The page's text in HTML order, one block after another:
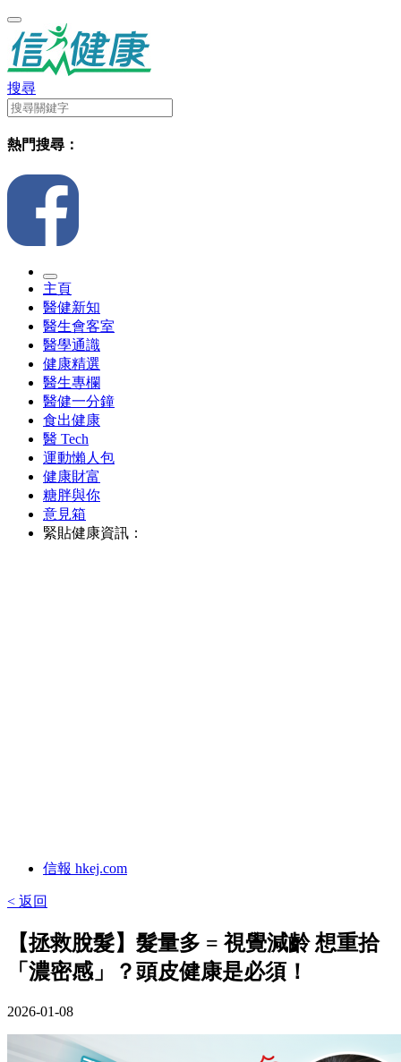
搜尋
熱門搜尋：
主頁
醫健新知
醫生會客室
醫學通識
健康精選
醫生專欄
醫健一分鐘
食出健康
醫 Tech
運動懶人包
健康財富
糖胖與你
意見箱
緊貼健康資訊：
信報 hkej.com
< 返回
【拯救脫髮】髮量多 = 視覺減齡 想重拾
「濃密感」？頭皮健康是必須！
2026-01-08